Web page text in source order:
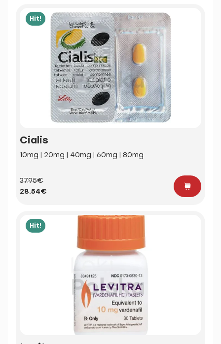
Hit!
Cialis
10mg | 20mg | 40mg | 60mg | 80mg
37.95€
28.54€
Hit!